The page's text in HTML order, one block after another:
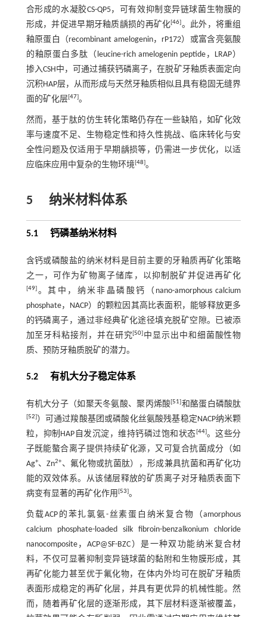
合形成的水凝胶CS-QP5，可有效抑制变异链球菌生物膜的
形成，并促进早期牙釉质龋损的再矿化[46]。此外，将重组
釉原蛋白（recombinant amelogenin，rP172）或富含亮氨酸
的釉原蛋白多肽（leucine-rich amelogenin peptide，LRAP）
掺入CSH中，可通过捕获钙磷离子，在脱矿牙釉质表面定向
沉积HAP层，从而形成与天然牙釉质相似且具有稳固无缝界
面的矿化层[47]。
然而，基于肽的仿生转化策略仍存在一些缺陷，如矿化效
率与速度不足、生物稳定性和持久性挑战、临床转化与安
全性问题及仅适用于早期龋损等，仍需进一步优化，以适
应临床应用中复杂的生物环境[48]。
5 纳米材料体系
5.1 钙磷基纳米材料
含钙或磷酸盐的纳米材料是目前主要的牙釉质再矿化策略
之一，可作为矿物离子储库，以抑制脱矿并促进再矿化
[49]。其中，纳米非晶磷酸钙（nano-amorphous calcium
phosphate，NACP）的颗粒因其高比表面积，能够释放更多
的钙磷离子，通过非经典矿化途径填充脱矿空隙。已被添
加至牙科粘接剂，并在研究[50] 中显示出中和细菌酸性物
质、预防牙釉质脱矿的潜力。
5.2 有机大分子稳定体系
有机大分子（如聚天冬氨酸、聚丙烯酸[51]和酪蛋白磷酸肽
[52]）可通过羧酸基团或磷酸化丝氨酸残基稳定NACP纳米颗
粒，抑制HAP自发沉淀，维持钙磷过饱和状态[44]。这些分
子既能螯合离子提供持续矿化源，又可复合抗菌成分（如
Ag+、Zn2+、氟化物或抗菌肽），形成兼具抗菌和再矿化功
能的双效体系。从该储层释放的矿质离子对牙釉质表面下
病变有显著的再矿化作用 [53]。
负载ACP的苯扎氯氨-丝素蛋白纳米复合物（amorphous
calcium phosphate-loaded silk fibroin-benzalkonium chloride
nanocomposite，ACP@SF-BZC）是一种双功能纳米复合材
料，不仅可显著抑制变异链球菌的黏附和生物膜形成，其
再矿化能力甚至优于氟化物，在体内外均可在脱矿牙釉质
表面形成稳定的再矿化层，并具有更优异的机械性能。然
而，随着再矿化层的逐渐形成，其下层材料逐渐被覆盖，